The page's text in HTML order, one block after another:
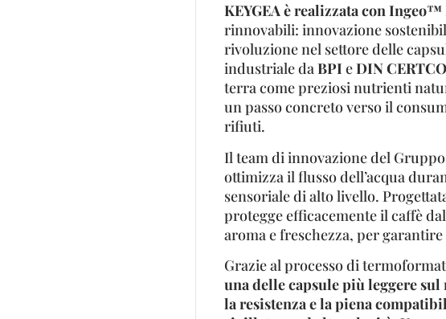
KEYGEA è realizzata con Ingeo™
rinnovabili: innovazione
rivoluzione nel settore delle
industriale daBPI eDIN CERTCO
terra come preziosi nutrienti
un passo concreto verso il
rifiuti.
Il team di innovazione del
ottimizza il flusso dell’acqua
sensoriale di alto livello.
protegge efficacemente il caffè
aroma e freschezza, per
Grazie al processo di
una delle capsule più leggere sul
la resistenza e la piena